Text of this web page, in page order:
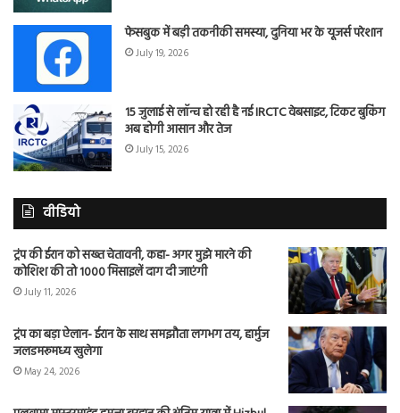
फेसबुक में बड़ी तकनीकी समस्या, दुनिया भर के यूजर्स परेशान
July 19, 2026
15 जुलाई से लॉन्च हो रही है नई IRCTC वेबसाइट, टिकट बुकिंग
अब होगी आसान और तेज
July 15, 2026
वीडियो
ट्रंप की ईरान को सख्त चेतावनी, कहा- अगर मुझे मारने की
कोशिश की तो 1000 मिसाइलें दाग दी जाएंगी
July 11, 2026
ट्रंप का बड़ा ऐलान- ईरान के साथ समझौता लगभग तय, हार्मुज
जलडमरूमध्य खुलेगा
May 24, 2026